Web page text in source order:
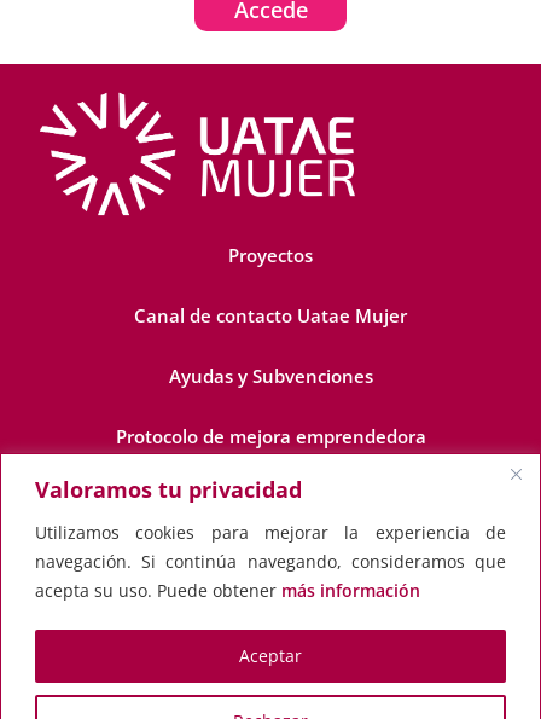
Valoramos tu privacidad
Utilizamos cookies para mejorar la experiencia de
navegación. Si continúa navegando, consideramos que
acepta su uso. Puede obtener más información
Aceptar
Accede
Proyectos
Canal de contacto Uatae Mujer
Ayudas y Subvenciones
Protocolo de mejora emprendedora
Dónde estamos
Transparencia